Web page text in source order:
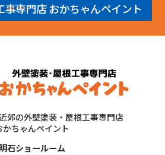
事専門店 おかちゃんペイント
郊の外壁塗装・屋根工事専門店
かちゃんペイント
明石ショールーム